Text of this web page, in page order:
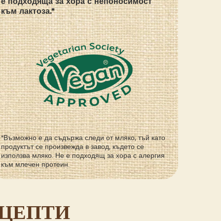
към лактоза.*
*Възможно е да съдържа следи от мляко, тъй като
продуктът се произвежда в завод, където се
използва мляко. Не е подходящ за хора с алергия
към млечен протеин.